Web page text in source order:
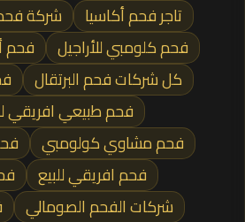
تاجر فحم أكاسيا
شركة
فحم كلومبي للأراجيل
فحم
كل شركات فحم البرتقال
فحم طبيعي افريقي
فحم مشاوي كولومبي
فحم افريقي للبيع
شركات الفحم الصومالي